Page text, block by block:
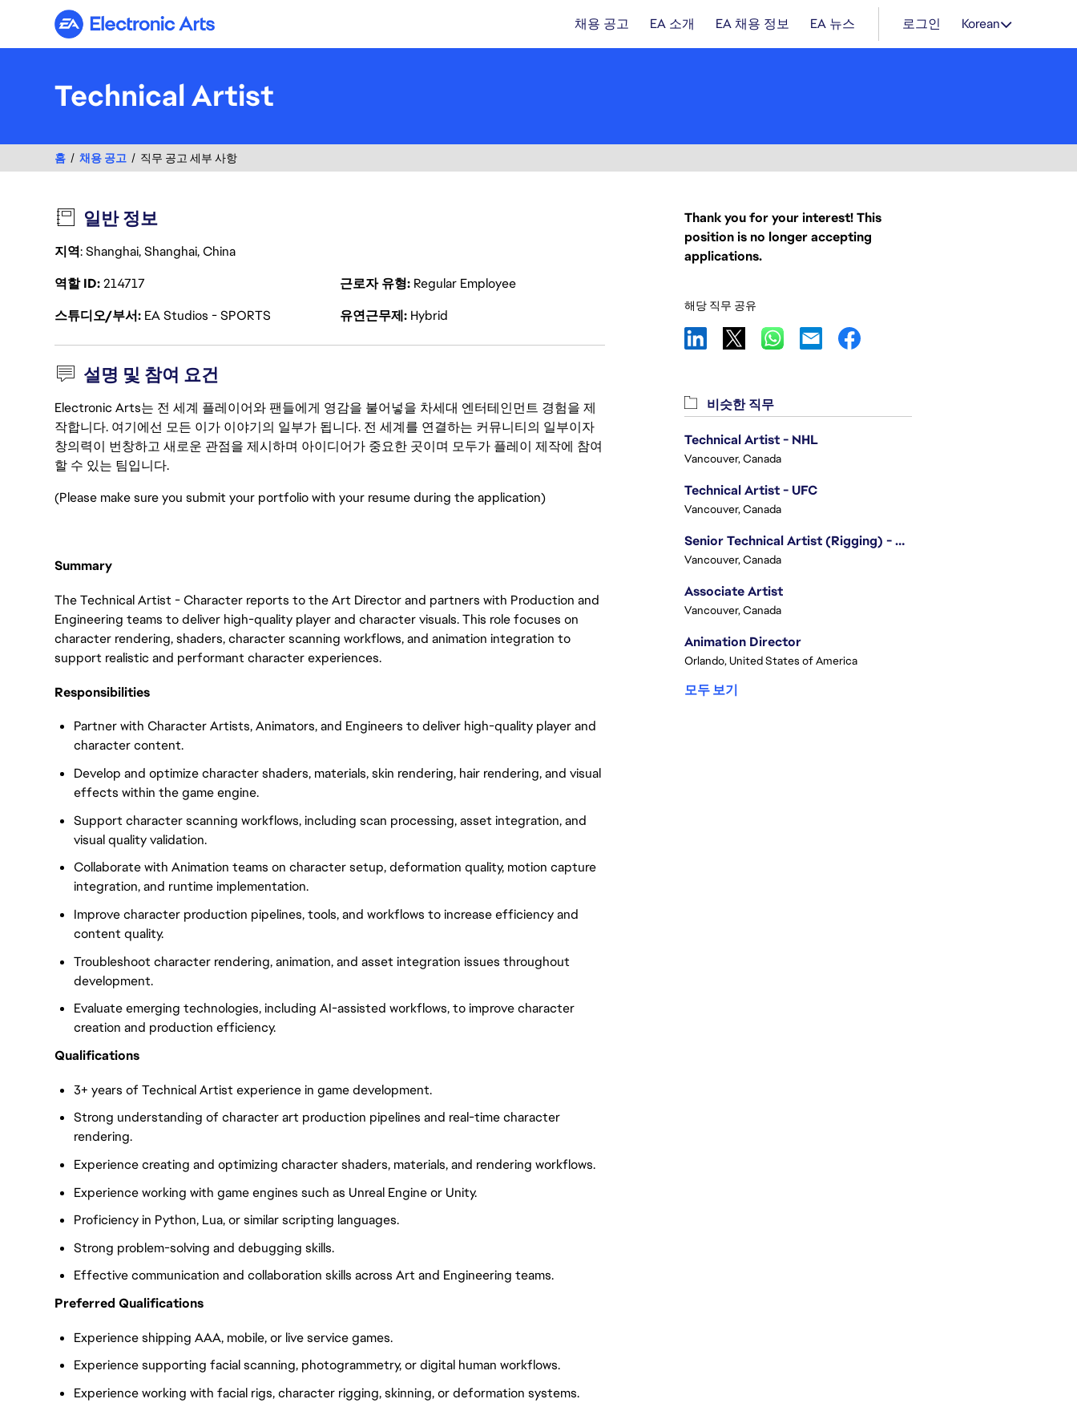
Electronic Arts 채용 공고 EA 소개 EA 채용 정보 EA 뉴스 로그인 Korean
Technical Artist
홈 채용 공고 직무 공고 세부 사항
일반 정보
지역: Shanghai, Shanghai, China
역할 ID214717 근로자 유형 Regular Employee
스튜디오/부서 EA Studios - SPORTS 유연근무제 Hybrid
설명 및 참여 요건
Electronic Arts는 전 세계 플레이어와 팬들에게 영감을 불어넣을 차세대 엔터테인먼트 경험을 제
작합니다. 여기에선 모든 이가 이야기의 일부가 됩니다. 전 세계를 연결하는 커뮤니티의 일부이자
창의력이 번창하고 새로운 관점을 제시하며 아이디어가 중요한 곳이며 모두가 플레이 제작에 참여
할 수 있는 팀입니다.
(Please make sure you submit your portfolio with your resume during the application)
Summary
The Technical Artist - Character reports to the Art Director and partners with Production and
Engineering teams to deliver high-quality player and character visuals. This role focuses on
character rendering, shaders, character scanning workflows, and animation integration to
support realistic and performant character experiences.
Responsibilities
Partner with Character Artists, Animators, and Engineers to deliver high-quality player and
character content.
Develop and optimize character shaders, materials, skin rendering, hair rendering, and visual
effects within the game engine.
Support character scanning workflows, including scan processing, asset integration, and
visual quality validation.
Collaborate with Animation teams on character setup, deformation quality, motion capture
integration, and runtime implementation.
Improve character production pipelines, tools, and workflows to increase efficiency and
content quality.
Troubleshoot character rendering, animation, and asset integration issues throughout
development.
Evaluate emerging technologies, including AI-assisted workflows, to improve character
creation and production efficiency.
Qualifications
3+ years of Technical Artist experience in game development.
Strong understanding of character art production pipelines and real-time character
rendering.
Experience creating and optimizing character shaders, materials, and rendering workflows.
Experience working with game engines such as Unreal Engine or Unity.
Proficiency in Python, Lua, or similar scripting languages.
Strong problem-solving and debugging skills.
Effective communication and collaboration skills across Art and Engineering teams.
Preferred Qualifications
Experience shipping AAA, mobile, or live service games.
Experience supporting facial scanning, photogrammetry, or digital human workflows.
Experience working with facial rigs, character rigging, skinning, or deformation systems.
Thank you for your interest! This
position is no longer accepting
applications.
해당 직무 공유
비슷한 직무
Technical Artist - NHL
Vancouver, Canada
Technical Artist - UFC
Vancouver, Canada
Senior Technical Artist (Rigging) - EA SPORTS Technology
Vancouver, Canada
Associate Artist
Vancouver, Canada
Animation Director
Orlando, United States of America
모두 보기